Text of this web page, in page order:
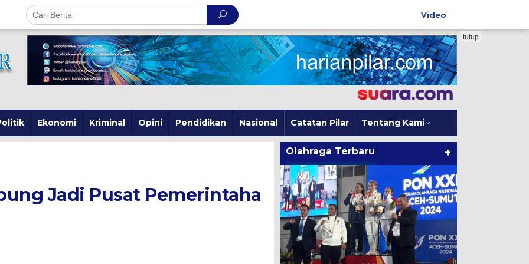
Video
Ekonomi Kriminal Opini Pendidikan Nasional Catatan Pilar Tentang Kami
tutup
Jadi Pusat Pemerintaha
Olahraga Terbaru +